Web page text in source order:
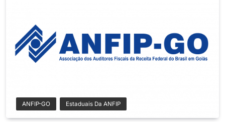
ANFIP-GO Estaduais Da ANFIP